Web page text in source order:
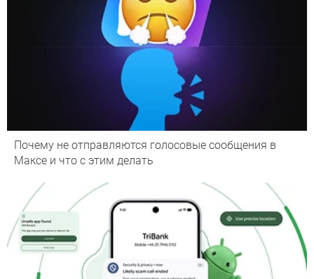
Почему не отправляются голосовые сообщения в
Максе и что с этим делать